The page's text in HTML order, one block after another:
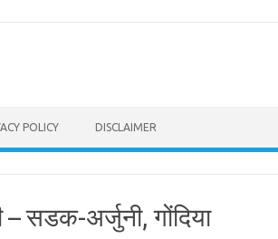
POLICY DISCLAIMER
सडक-अर्जुनी, गोंदिया